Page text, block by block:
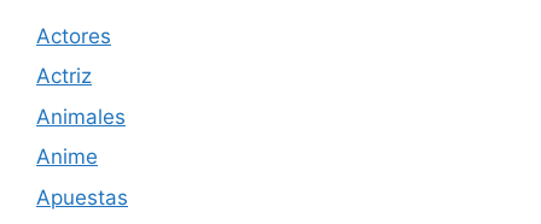
Actores
Actriz
Animales
Anime
Apuestas